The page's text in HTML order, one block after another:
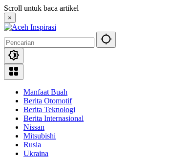
Langsung
ke
konten
Scroll untuk baca artikel
×
Manfaat Buah
Berita Otomotif
Berita Teknologi
Berita Internasional
Nissan
Mitsubishi
Rusia
Ukraina